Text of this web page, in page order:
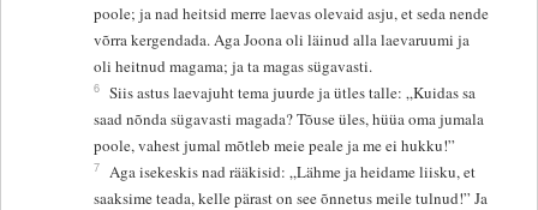
poole; ja nad heitsid merre laevas olevaid asju, et seda nende
võrra kergendada. Aga Joona oli läinud alla laevaruumi ja
oli heitnud magama; ja ta magas sügavasti.
6 Siis astus laevajuht tema juurde ja ütles talle: „Kuidas sa
saad nõnda sügavasti magada? Tõuse üles, hüüa oma jumala
poole, vahest jumal mõtleb meie peale ja me ei hukku!”
7 Aga isekeskis nad rääkisid: „Lähme ja heidame liisku, et
saaksime teada, kelle pärast on see õnnetus meile tulnud!” Ja